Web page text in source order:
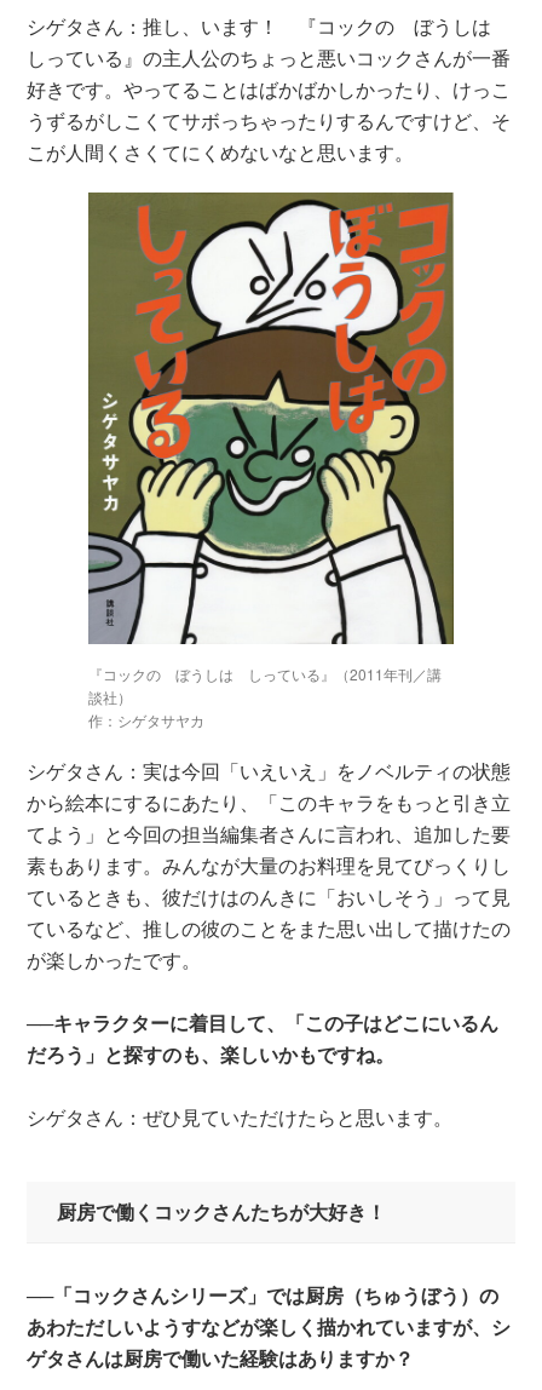
シゲタさん：推し、います！ 『コックの ぼうしは
しっている』の主人公のちょっと悪いコックさんが一番
好きです。やってることはばかばかしかったり、けっこ
うずるがしこくてサボっちゃったりするんですけど、そ
こが人間くさくてにくめないなと思います。
『コックの ぼうしは しっている』（2011年刊／講
談社）
作：シゲタサヤカ
シゲタさん：実は今回「いえいえ」をノベルティの状態
から絵本にするにあたり、「このキャラをもっと引き立
てよう」と今回の担当編集者さんに言われ、追加した要
素もあります。みんなが大量のお料理を見てびっくりし
ているときも、彼だけはのんきに「おいしそう」って見
ているなど、推しの彼のことをまた思い出して描けたの
が楽しかったです。
──キャラクターに着目して、「この子はどこにいるん
だろう」と探すのも、楽しいかもですね。
シゲタさん：ぜひ見ていただけたらと思います。
厨房で働くコックさんたちが大好き！
──「コックさんシリーズ」では厨房（ちゅうぼう）の
あわただしいようすなどが楽しく描かれていますが、シ
ゲタさんは厨房で働いた経験はありますか？